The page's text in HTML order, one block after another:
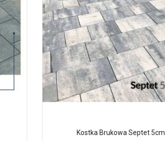
Kostka Brukowa Septet 5cm